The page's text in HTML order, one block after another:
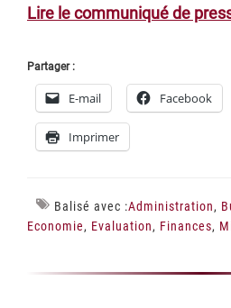
Lire le communiqué de
Partager :
E-mail Facebook
Imprimer
Balisé avec :Administration,
Economie, Evaluation, Finances,